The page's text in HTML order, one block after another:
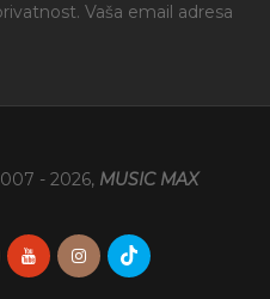
Vaša email adresa
- 2026, MUSIC MAX